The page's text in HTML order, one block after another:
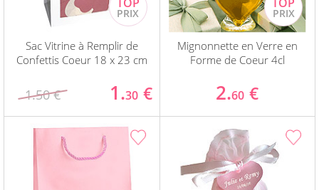
Sac Vitrine à Remplir de
Confettis Coeur 18 x 23 cm
1.50 € 1.30 €
Mignonnette en Verre en
Forme de Coeur 4cl
2.60 €